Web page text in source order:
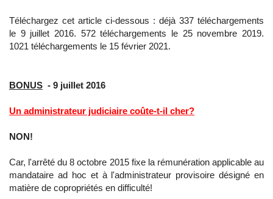
Téléchargez cet article ci-dessous : déjà 337 téléchargements
le 9 juillet 2016. 572 téléchargements le 25 novembre 2019.
1021 téléchargements le 15 février 2021.
BONUS - 9 juillet 2016
Un administrateur judiciaire coûte-t-il cher?
NON!
Car, l'arrêté du 8 octobre 2015 fixe la rémunération applicable au
mandataire ad hoc et à l'administrateur provisoire désigné en
matière de copropriétés en difficulté!